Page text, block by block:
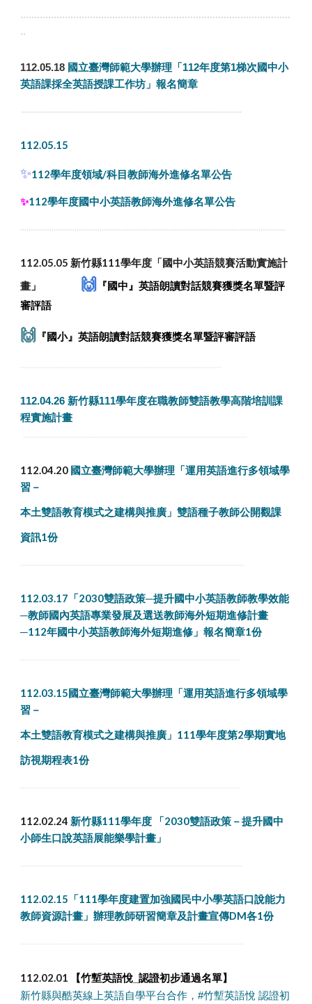
.................................................................................................
..
112.05.18 國立臺灣師範大學辦理「112年度第1梯次國中小
英語課採全英語授課工作坊」報名簡章
.........................................................................................................
112.05.15
✨112學年度領域/科目教師海外進修名單公告
✨112學年度國中小英語教師海外進修名單公告
...............................................................................................................................
112.05.05 新竹縣111學年度「國中小英語競賽活動實施計
畫 」 🙌
『國中』英語朗讀對話競賽獲獎名單暨評
審評語
🙌 『國小』英語朗讀對話競賽獲獎名單暨評審評語
112.04.26 新竹縣111學年度在職教師雙語教學高階培訓課
程實施計畫
112.04.20 國立臺灣師範大學辦理「運用英語進行多領域學
習－
本土雙語教育模式之建構與推廣」雙語種子教師公開觀課
資訊1份
112.03.17「2030雙語政策─提升國中小英語教師教學效能
─教師國內英語專業發展及選送教師海外短期進修計畫
─112年國中小英語教師海外短期進修」報名簡章1份
112.03.15國立臺灣師範大學辦理「運用英語進行多領域學
習－
本土雙語教育模式之建構與推廣」111學年度第2學期實地
訪視期程表1份
112.02.24 新竹縣111學年度 「2030雙語政策－提升國中
小師生口說英語展能樂學計畫」
112.02.15「111學年度建置加強國民中小學英語口說能力
教師資源計畫」辦理教師研習簡章及計畫宣傳DM各1份
112.02.01
【竹塹英語悅_認證初步通過名單】
新竹縣與酷英線上英語自學平台合作，#竹塹英語悅 認證初